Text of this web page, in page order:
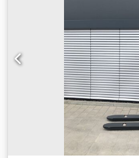
Tren de rodaje con ancho
kg * Motor diésel Kubota *
19% de IVA ---- Para
Erik Kortum: WhatsApp
proporciona sin garantía ni
a errores y a la venta previa.